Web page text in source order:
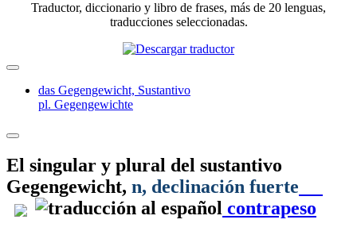
Traductor, diccionario y libro de frases, más de 20 lenguas,
traducciones seleccionadas.
das Gegengewicht, Sustantivo
pl. Gegengewichte
El singular y plural del sustantivo
Gegengewicht, n, declinación fuerte
contrapeso